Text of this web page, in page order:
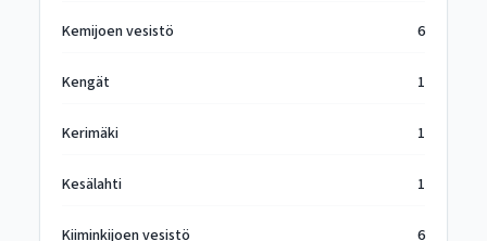
Kemijoen vesistö 6
Kengät 1
Kerimäki 1
Kesälahti 1
Kiiminkijoen vesistö 6